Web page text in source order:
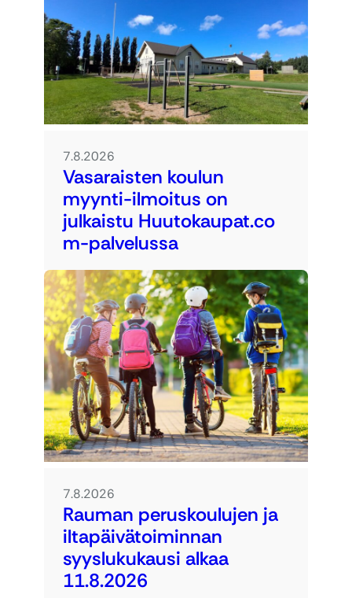
7.8.2026
Vasaraisten koulun
myynti-ilmoitus on
julkaistu Huutokaupat.co
m-palvelussa
7.8.2026
Rauman peruskoulujen ja
iltapäivätoiminnan
syyslukukausi alkaa
11.8.2026